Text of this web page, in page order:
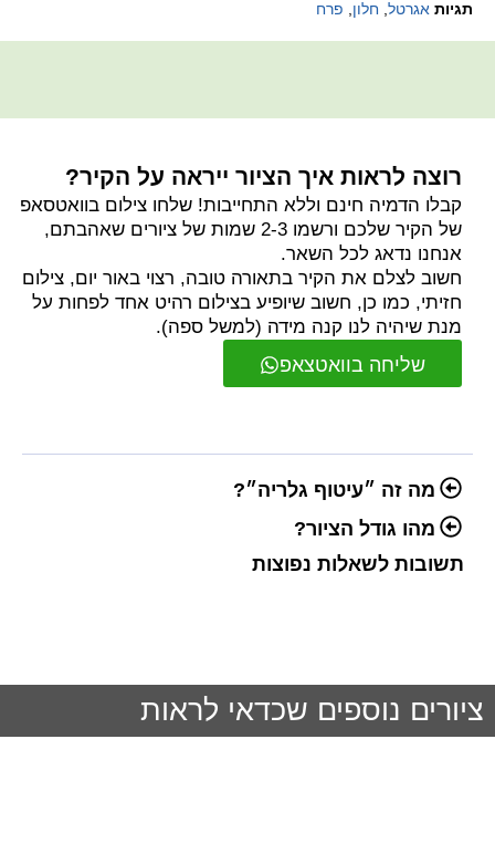
תגיות אגרטל, חלון, פרח
שליחה בוואטצאפ
רוצה לראות איך הציור ייראה על הקיר?
קבלו הדמיה חינם וללא התחייבות! שלחו צילום בוואטסאפ
של הקיר שלכם ורשמו 2-3 שמות של ציורים שאהבתם,
אנחנו נדאג לכל השאר.
חשוב לצלם את הקיר בתאורה טובה, רצוי באור יום, צילום
חזיתי, כמו כן, חשוב שיופיע בצילום רהיט אחד לפחות על
מנת שיהיה לנו קנה מידה (למשל ספה).
מה זה ״עיטוף גלריה״?
מהו גודל הציור?
תשובות לשאלות נפוצות
ציורים נוספים שכדאי לראות